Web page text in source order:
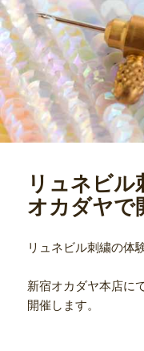
リュネビル
オカダヤで
リュネビル刺繍の体
新宿オカダヤ本店に
開催します。